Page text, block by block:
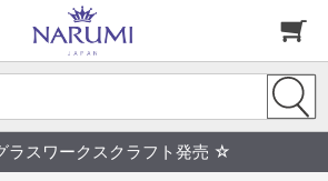
ラスワークスクラフト発売 ☆